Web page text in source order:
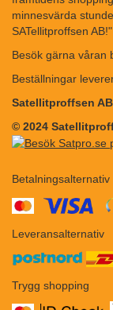
minnesvärda
SATellitproffsen AB!"
Besök gärna våran
Beställningar
Satellitproffsen AB
© 2024
Betalningsalternativ
Leveransalternativ
Trygg shopping